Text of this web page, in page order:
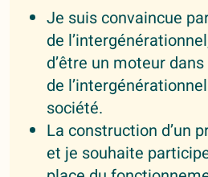
Je suis convaincue
de
d’être un moteur
de
société.
La construction d’un
et je souhaite